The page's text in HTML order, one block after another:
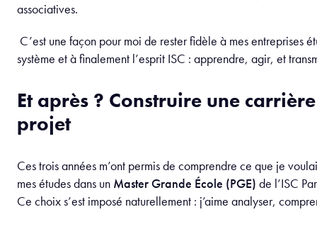
associatives.
C’est une façon pour moi de rester fidèle à mes entreprises
système et à finalement l’esprit ISC : apprendre, agir, et
Et après ? Construire une
projet
Ces trois années m’ont permis de comprendre ce que je
mes études dans un Master Grande École (PGE) de l’ISC
Ce choix s’est imposé naturellement : j’aime analyser,